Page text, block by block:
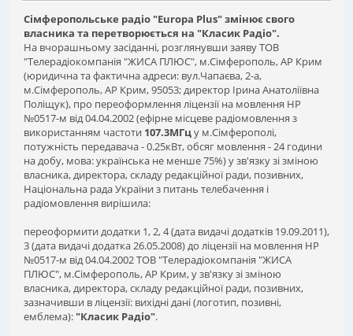
Сімферопольське радіо "Europa Plus" змінює свого
власника та перетворюється на "Класик Радіо".
На вчорашньому засіданні, розглянувши заяву ТОВ
"Телерадіокомпанія "ЖИСА ПЛЮС", м.Сімферополь, АР Крим
(юридична та фактична адреси: вул.Чапаєва, 2-а,
м.Сімферополь, АР Крим, 95053; директор Ірина Анатоліївна
Поліщук), про переоформлення ліцензії на мовлення НР
№0517-м від 04.04.2002 (ефірне місцеве радіомовлення з
використанням частоти 107.3МГцу м.Сімферополі,
потужність передавача - 0.25кВт, обсяг мовлення - 24 години
на добу, мова: українська не менше 75%) у зв'язку зі зміною
власника, директора, складу редакційної ради, позивних,
Національна рада України з питань телебачення і
радіомовлення вирішила:
переоформити додатки 1, 2, 4 (дата видачі додатків 19.09.2011),
3 (дата видачі додатка 26.05.2008) до ліцензії на мовлення НР
№0517-м від 04.04.2002 ТОВ "Телерадіокомпанія "ЖИСА
ПЛЮС", м.Сімферополь, АР Крим, у зв'язку зі зміною
власника, директора, складу редакційної ради, позивних,
зазначивши в ліцензії: вихідні дані (логотип, позивні,
емблема): "Класик Радіо".